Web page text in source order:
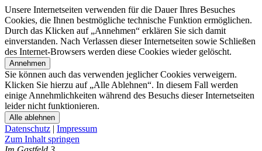
Unsere Internetseiten verwenden für die Dauer Ihres Besuches
Cookies, die Ihnen bestmögliche technische Funktion ermöglichen.
Durch das Klicken auf „Annehmen“ erklären Sie sich damit
einverstanden. Nach Verlassen dieser Internetseiten sowie Schließen
des Internet-Browsers werden diese Cookies wieder gelöscht.
Annehmen
Sie können auch das verwenden jeglicher Cookies verweigern.
Klicken Sie hierzu auf „Alle Ablehnen“. In diesem Fall werden
einige Annehmlichkeiten während des Besuchs dieser Internetseiten
leider nicht funktionieren.
Alle ablehnen
Datenschutz | Impressum
Zum Inhalt springen